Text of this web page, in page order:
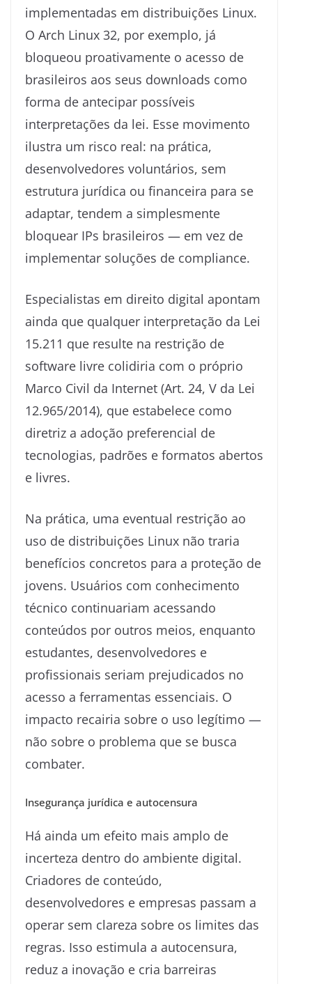
implementadas em distribuições Linux.
O Arch Linux 32, por exemplo, já
bloqueou proativamente o acesso de
brasileiros aos seus downloads como
forma de antecipar possíveis
interpretações da lei. Esse movimento
ilustra um risco real: na prática,
desenvolvedores voluntários, sem
estrutura jurídica ou financeira para se
adaptar, tendem a simplesmente
bloquear IPs brasileiros — em vez de
implementar soluções de compliance.
Especialistas em direito digital apontam
ainda que qualquer interpretação da Lei
15.211 que resulte na restrição de
software livre colidiria com o próprio
Marco Civil da Internet (Art. 24, V da Lei
12.965/2014), que estabelece como
diretriz a adoção preferencial de
tecnologias, padrões e formatos abertos
e livres.
Na prática, uma eventual restrição ao
uso de distribuições Linux não traria
benefícios concretos para a proteção de
jovens. Usuários com conhecimento
técnico continuariam acessando
conteúdos por outros meios, enquanto
estudantes, desenvolvedores e
profissionais seriam prejudicados no
acesso a ferramentas essenciais. O
impacto recairia sobre o uso legítimo —
não sobre o problema que se busca
combater.
Insegurança jurídica e autocensura
Há ainda um efeito mais amplo de
incerteza dentro do ambiente digital.
Criadores de conteúdo,
desenvolvedores e empresas passam a
operar sem clareza sobre os limites das
regras. Isso estimula a autocensura,
reduz a inovação e cria barreiras